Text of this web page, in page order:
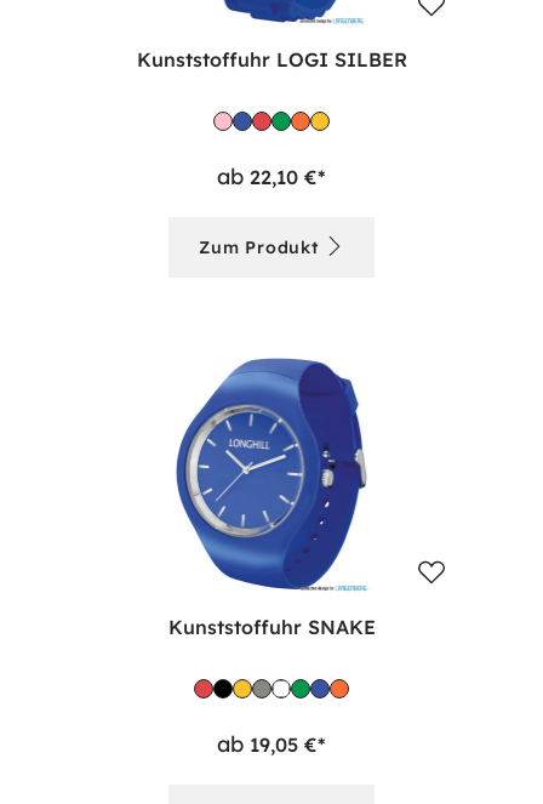
Kunststoffuhr LOGI SILBER
ab 22,10 €*
Zum Produkt
Kunststoffuhr SNAKE
ab 19,05 €*